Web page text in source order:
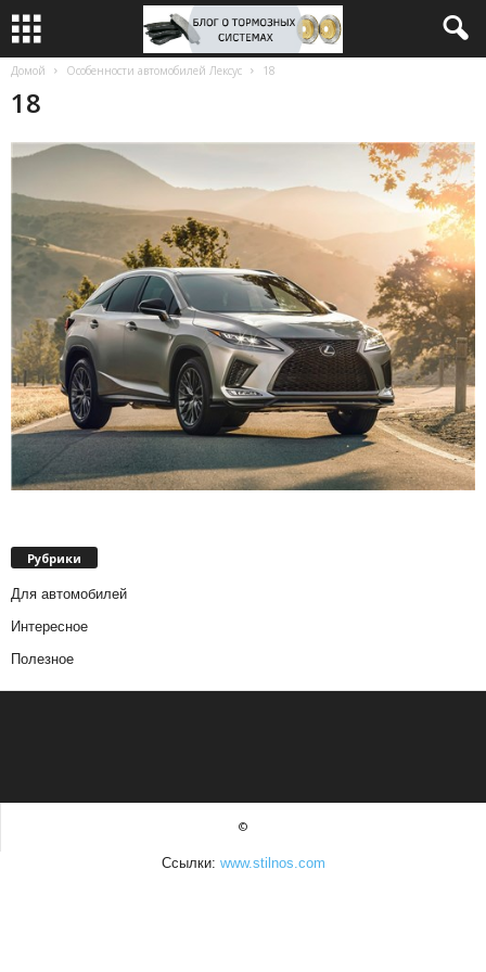
Домой Особенности автомобилей Лексус 18
18
Рубрики
Для автомобилей
Интересное
Полезное
©
Ссылки: www.stilnos.com